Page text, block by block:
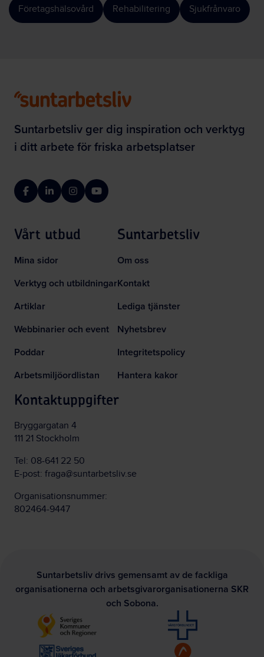
Företagshälsovård Rehabilitering Sjukfrånvaro
Suntarbetsliv ger dig inspiration och verktyg
i ditt arbete för friska arbetsplatser
FacebookLinkedInInstagramYouTube
Vårt utbud
Mina sidor
Verktyg och utbildningar
Artiklar
Webbinarier och event
Poddar
Arbetsmiljöordlistan
Suntarbetsliv
Om oss
Kontakt
Lediga tjänster
Nyhetsbrev
Integritetspolicy
Hantera kakor
Kontaktuppgifter
Bryggargatan 4
111 21 Stockholm
Tel: 08-641 22 50
E-post: fraga@suntarbetsliv.se
Organisationsnummer:
802464-9447
Suntarbetsliv drivs gemensamt av de fackliga
organisationerna och arbetsgivarorganisationerna SKR
och Sobona.